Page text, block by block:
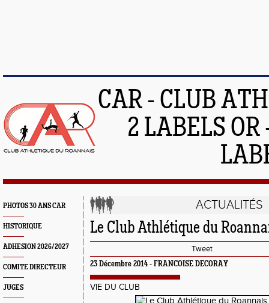
CAR - CLUB
2 LABELS
PHOTOS 30 ANS CAR
HISTORIQUE
ADHESION 2026/2027
COMITE DIRECTEUR
JUGES
ACTUALITÉS
Le Club Athlétique du
Tweet
23 Décembre 2014 - FRANCOISE DECORAY
VIE DU CLUB